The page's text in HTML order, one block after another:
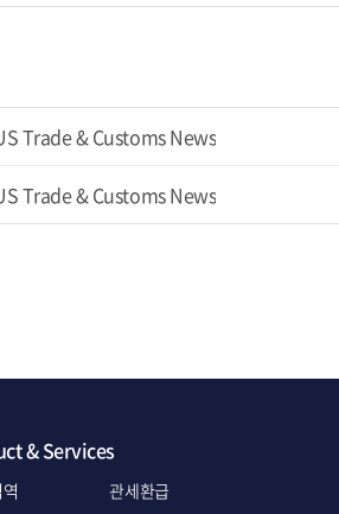
Trade & Customs News
Trade & Customs News
& Services
관세환급